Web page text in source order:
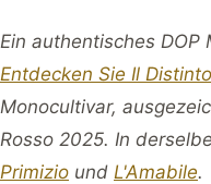
Ein authentisches DOP
Entdecken Sie Il Distinto
Monocultivar,
Rosso 2025. In
Primizio und L'Amabile.